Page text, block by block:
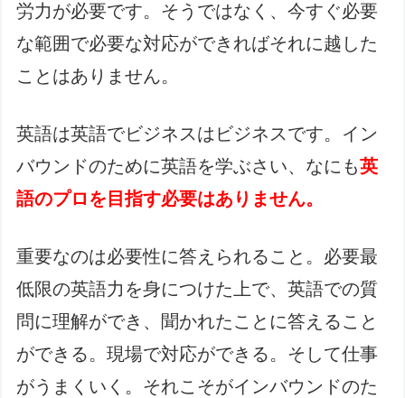
労力が必要です。そうではなく、今すぐ必要
な範囲で必要な対応ができればそれに越した
ことはありません。
英語は英語でビジネスはビジネスです。イン
バウンドのために英語を学ぶさい、なにも英
語のプロを目指す必要はありません。
重要なのは必要性に答えられること。必要最
低限の英語力を身につけた上で、英語での質
問に理解ができ、聞かれたことに答えること
ができる。現場で対応ができる。そして仕事
がうまくいく。それこそがインバウンドのた